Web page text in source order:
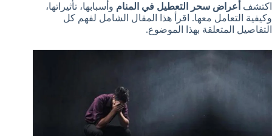
اكتشف أعراض سحر التعطيل في المنام وأسبابها، تأثيراتها،
وكيفية التعامل معها. اقرأ هذا المقال الشامل لفهم كل
التفاصيل المتعلقة بهذا الموضوع.